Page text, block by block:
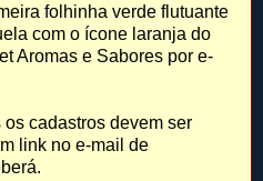
folhinha verde flutuante
com o ícone laranja do
Aromas e Sabores por e-
cadastros devem ser
link no e-mail de